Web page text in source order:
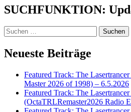
SUCHFUNKTION:
Suchen
nach:
Neueste Beiträge
Featured Track: The
Master 2026 of 1998) – 6.5.2026
Featured Track: The
(OctaTRLRemaster2026 Radio